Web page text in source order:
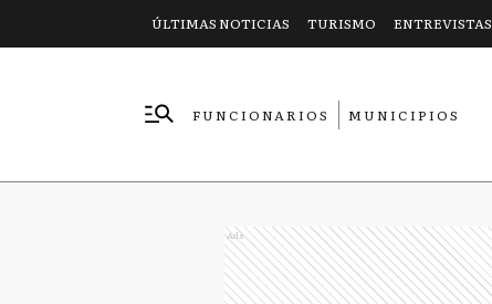
ÚLTIMAS NOTICIAS TURISMO ENTREVISTAS
FUNCIONARIOS
MUNICIPIOS
Ads